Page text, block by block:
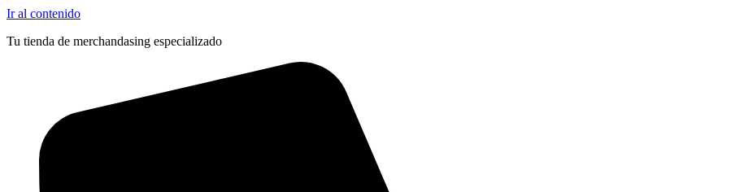
Ir al contenido
Tu tienda de merchandasing especializado